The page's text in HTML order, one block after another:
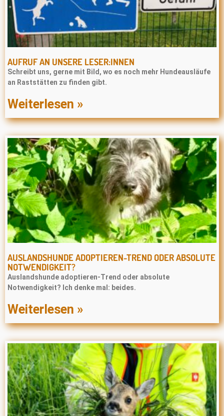
AUFRUF AN UNSERE LESER:INNEN
Schreibt uns, gerne mit Bild, wo es noch mehr Hundeausläufe
an Raststätten zu finden gibt.
Weiterlesen »
AUSLANDSHUNDE ADOPTIEREN-TREND ODER ABSOLUTE
NOTWENDIGKEIT?
Auslandshunde adoptieren-Trend oder absolute
Notwendigkeit? Ich denke mal: beides.
Weiterlesen »